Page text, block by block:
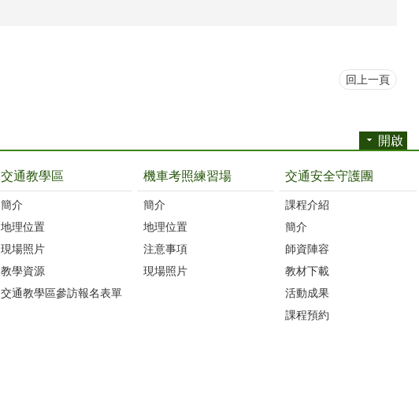
回上一頁
開啟
交通教學區
簡介
地理位置
現場照片
教學資源
交通教學區參訪報名表單
機車考照練習場
簡介
地理位置
注意事項
現場照片
交通安全守護團
課程介紹
簡介
師資陣容
教材下載
活動成果
課程預約